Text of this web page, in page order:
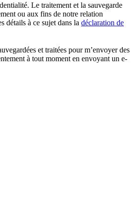
Le traitement et la sauvegarde
ou aux fins de notre relation
détails à ce sujet dans la déclaration de
et traitées pour m’envoyer des
à tout moment en envoyant un e-